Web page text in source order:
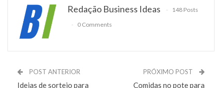
Redação Business Ideas
148 Posts
0 Comments
POST ANTERIOR
Ideias de sorteio para
PRÓXIMO POST
Comidas no pote para